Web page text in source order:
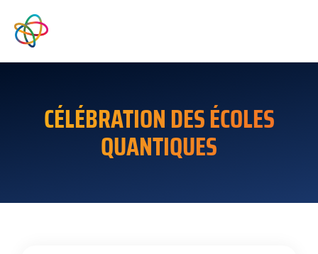
CÉLÉBRATION DES ÉCOLES
QUANTIQUES